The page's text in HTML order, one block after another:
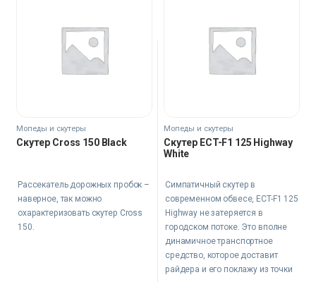
Мопеды и скутеры
Скутер Cross 150 Black
Рассекатель дорожных пробок –
наверное, так можно
охарактеризовать скутер Cross
150.
Мопеды и скутеры
Скутер ECT-F1 125 Highway
White
Симпатичный скутер в
современном обвесе, ECT-F1 125
Highway не затеряется в
городском потоке. Это вполне
динамичное транспортное
средство, которое доставит
райдера и его поклажу из точки